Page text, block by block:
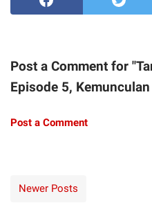
Post a Comment for
Episode 5,
Post a Comment
Newer Posts